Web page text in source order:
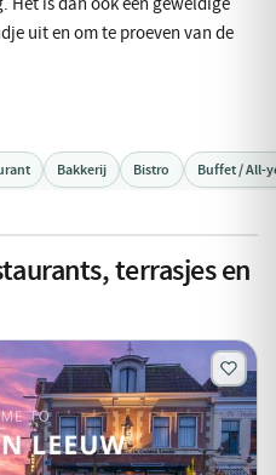
uit en om te proeven van de
Bakkerij Bistro Buffet / All-
terrasjes en